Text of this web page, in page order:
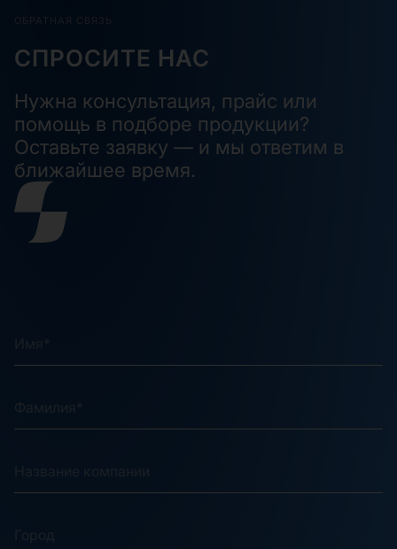
СПРОСИТЕ НАС
Нужна консультация, прайс или
помощь в подборе продукции?
Оставьте заявку — и мы ответим в
ближайшее время.